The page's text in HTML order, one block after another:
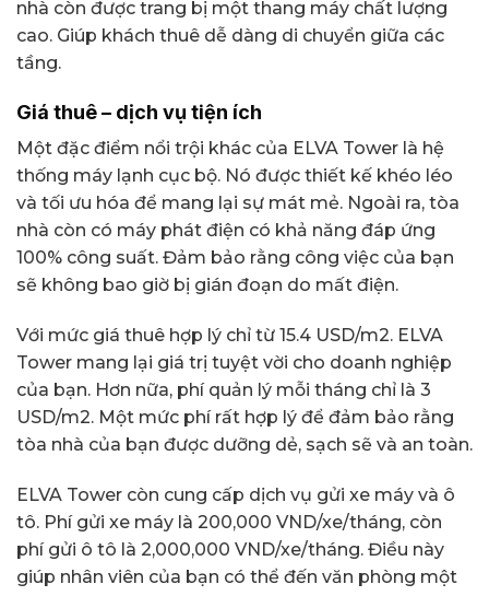
nhà còn được trang bị một thang máy chất lượng
cao. Giúp khách thuê dễ dàng di chuyển giữa các
tầng.
Giá thuê – dịch vụ tiện ích
Một đặc điểm nổi trội khác của ELVA Tower là hệ
thống máy lạnh cục bộ. Nó được thiết kế khéo léo
và tối ưu hóa để mang lại sự mát mẻ. Ngoài ra, tòa
nhà còn có máy phát điện có khả năng đáp ứng
100% công suất. Đảm bảo rằng công việc của bạn
sẽ không bao giờ bị gián đoạn do mất điện.
Với mức giá thuê hợp lý chỉ từ 15.4 USD/m2. ELVA
Tower mang lại giá trị tuyệt vời cho doanh nghiệp
của bạn. Hơn nữa, phí quản lý mỗi tháng chỉ là 3
USD/m2. Một mức phí rất hợp lý để đảm bảo rằng
tòa nhà của bạn được dưỡng dẻ, sạch sẽ và an toàn.
ELVA Tower còn cung cấp dịch vụ gửi xe máy và ô
tô. Phí gửi xe máy là 200,000 VND/xe/tháng, còn
phí gửi ô tô là 2,000,000 VND/xe/tháng. Điều này
giúp nhân viên của bạn có thể đến văn phòng một